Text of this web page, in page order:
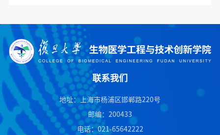
联系我们
地址：上海市杨浦区邯郸路220号
邮编：200433
电话：021-65642222